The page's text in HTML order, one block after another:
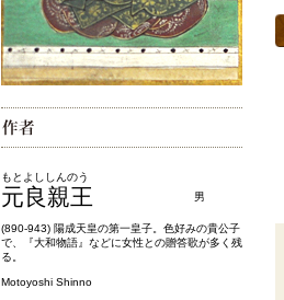
もとよししんのう
元良親王 男
(890-943) 陽成天皇の第一皇子。色好みの貴公子
で、『大和物語』などに女性との贈答歌が多く残
る。
Motoyoshi Shinno